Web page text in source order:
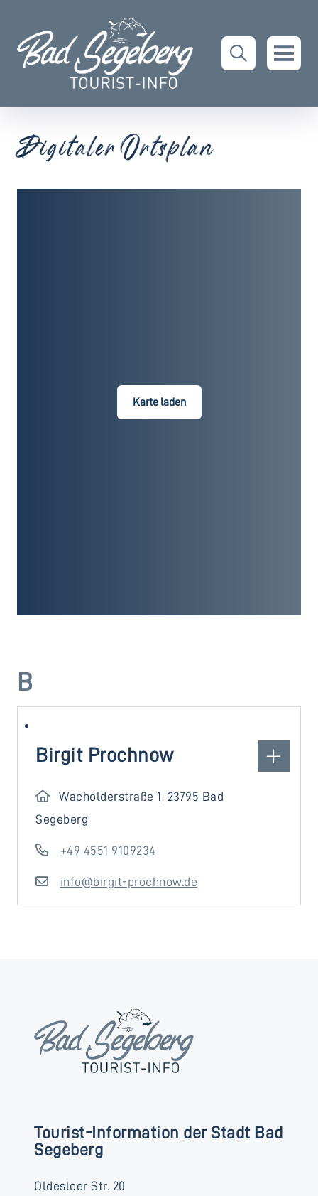
Digitaler Ortsplan
Karte laden
B
Birgit Prochnow
Wacholderstraße 1, 23795 Bad
Segeberg
+49 4551 9109234
info@birgit-prochnow.de
Tourist-Information der Stadt Bad
Segeberg
Oldesloer Str. 20